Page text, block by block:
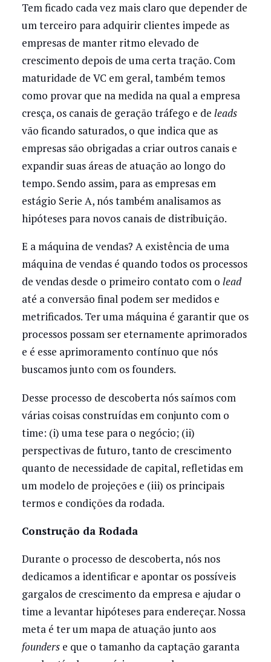
Tem ficado cada vez mais claro que depender de
um terceiro para adquirir clientes impede as
empresas de manter ritmo elevado de
crescimento depois de uma certa tração. Com
maturidade de VC em geral, também temos
como provar que na medida na qual a empresa
cresça, os canais de geração tráfego e de leads
vão ficando saturados, o que indica que as
empresas são obrigadas a criar outros canais e
expandir suas áreas de atuação ao longo do
tempo. Sendo assim, para as empresas em
estágio Serie A, nós também analisamos as
hipóteses para novos canais de distribuição.
E a máquina de vendas? A existência de uma
máquina de vendas é quando todos os processos
de vendas desde o primeiro contato com o lead
até a conversão final podem ser medidos e
metrificados. Ter uma máquina é garantir que os
processos possam ser eternamente aprimorados
e é esse aprimoramento contínuo que nós
buscamos junto com os founders.
Desse processo de descoberta nós saímos com
várias coisas construídas em conjunto com o
time: (i) uma tese para o negócio; (ii)
perspectivas de futuro, tanto de crescimento
quanto de necessidade de capital, refletidas em
um modelo de projeções e (iii) os principais
termos e condições da rodada.
Construção da Rodada
Durante o processo de descoberta, nós nos
dedicamos a identificar e apontar os possíveis
gargalos de crescimento da empresa e ajudar o
time a levantar hipóteses para endereçar. Nossa
meta é ter um mapa de atuação junto aos
founderse que o tamanho da captação garanta